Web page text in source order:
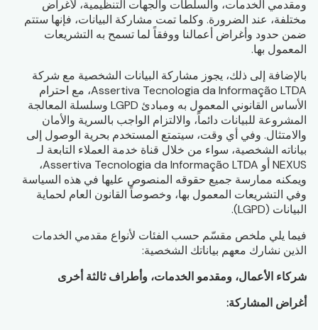
ومقدمي الخدمات، والسلطات والجهات التنظيمية، لأغراض
مختلفة، عند الضرورة. وكلما تمت مشاركة البيانات، فإنها ستتم
ضمن حدود وأغراض أعمالنا ووفقاً لما تسمح به التشريعات
المعمول بها.
بالإضافة إلى ذلك، يجوز مشاركة البيانات الشخصية مع شركة
Assertiva Tecnologia da Informação LTDA، مع احترام
الأساس القانوني المعمول به ومبادئ LGPD وسلسلة المعالجة
المشروعة للبيانات دائماً، والالتزام الواجب بالسرية والأمان
والامتثال. وفي أي وقت، سيتمتع المستخدم بحرية الوصول إلى
بياناته الشخصية، سواء من خلال قناة خدمة العملاء التابعة لـ
NEXUS أو Assertiva Tecnologia da Informação LTDA،
ويمكنه ممارسة جميع حقوقه المنصوص عليها في هذه السياسة
وفي التشريعات المعمول بها، وخصوصاً القانون العام لحماية
البيانات (LGPD).
فيما يلي ملخص مقسّم حسب الفئات لأنواع مقدمي الخدمات
الذين نشارك معهم بياناتك الشخصية:
شركاء الأعمال، ومقدمو الخدمات، وأطراف ثالثة أخرى
أغراض المشاركة: